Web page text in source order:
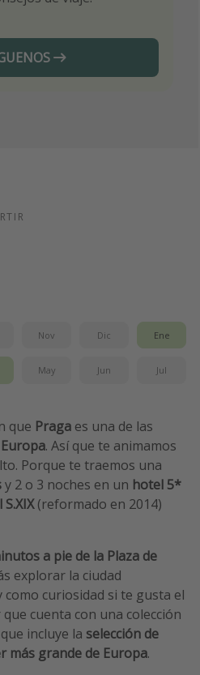
Nov Dic Ene
May Jun Jul
que Praga es una de las
Europa. Así que te animamos
Porque te traemos una
y 2 o 3 noches en un hotel 5*
(reformado en 2014)
a pie de la Plaza de
explorar la ciudad
como curiosidad si te gusta el
cuenta con una colección
incluye la selección de
más grande de Europa.